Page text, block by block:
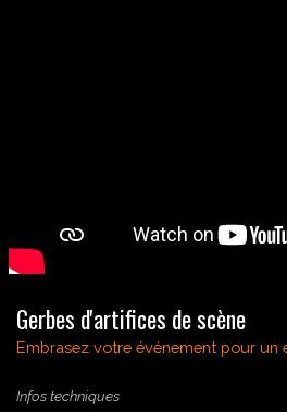
Gerbes d'artifices de scène
Embrasez votre événement pour un
Infos techniques